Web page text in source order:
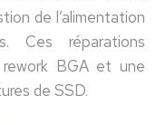
de l’alimentation
Ces réparations
BGA et une
de SSD.